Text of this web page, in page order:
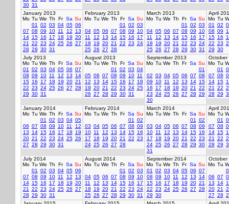
30 31
January 2013
Mo Tu We Th Fr Sa Su
01
02 03 04 05 06
07 08 09 10 11 12
13
14 15 16 17 18 19 20
21
22 23 24 25 26 27
28 29 30 31
February 2013
Mo Tu We Th Fr Sa Su
01
02 03
04 05 06 07 08 09
10
11
12 13 14 15 16
17
18
19 20 21 22 23 24
25 26 27 28
March 2013
Mo Tu We Th Fr Sa Su
01
02 03
04 05 06 07 08 09
10
11
12 13 14 15 16
17
18
19 20 21 22 23 24
25 26 27 28 29 30 31
April
Mo Tu
01
02
08 09
15 16
22 23
29 30
July 2013
Mo Tu We Th Fr Sa Su
01
02 03 04 05 06 07
08 09 10 11 12 13
14
15 16 17 18 19 20 21
22 23 24 25 26 27 28
29 30 31
August 2013
Mo Tu We Th Fr Sa Su
01
02 03 04
05 06 07 08 09 10 11
12
13 14 15 16 17
18
19 20 21 22 23 24 25
26 27 28 29 30 31
September 2013
Mo Tu We Th Fr Sa Su
01
02 03 04 05 06 07 08
09
10 11 12 13 14 15
16
17 18 19 20 21
22
23 24 25 26 27 28 29
30
October
Mo Tu
01
07 08
14 15
21
22
28 29
January 2014
Mo Tu We Th Fr Sa Su
01
02 03 04 05
06 07 08 09 10 11
12
13
14 15 16 17 18
19
20 21 22 23 24 25 26
27 28 29 30 31
February 2014
Mo Tu We Th Fr Sa Su
01
02
03 04 05 06 07 08 09
10 11 12 13 14 15 16
17
18 19 20 21 22 23
24 25 26 27 28
March 2014
Mo Tu We Th Fr Sa Su
01
02
03 04 05 06 07 08 09
10 11 12 13 14 15 16
17
18 19 20 21 22 23
24 25 26 27 28 29 30
31
April
Mo Tu
01
07 08
14 15
21
22
28 29
July 2014
Mo Tu We Th Fr Sa Su
01
02 03 04 05 06
07 08 09 10 11 12
13
14 15 16 17 18 19 20
21
22 23 24 25 26 27
28 29 30 31
August 2014
Mo Tu We Th Fr Sa Su
01
02 03
04 05 06 07 08 09
10
11
12 13 14 15 16
17
18
19 20 21 22 23 24
25 26 27 28 29 30 31
September 2014
Mo Tu We Th Fr Sa Su
01
02 03 04 05 06 07
08 09 10 11 12 13
14
15 16 17 18 19 20 21
22 23 24 25 26 27 28
29 30
October
Mo Tu
06 07
13
14
20 21
27 28